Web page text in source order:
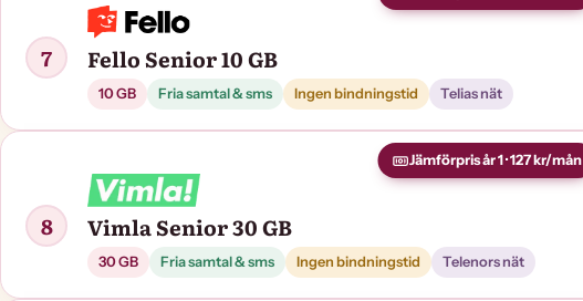
7 Fello Senior 10 GB
10 GB Fria samtal & sms Ingen bindningstid Telias nät
Jämförpris år 1 · 127 kr/mån
8 Vimla Senior 30 GB
30 GB Fria samtal & sms Ingen bindningstid Telenors nät